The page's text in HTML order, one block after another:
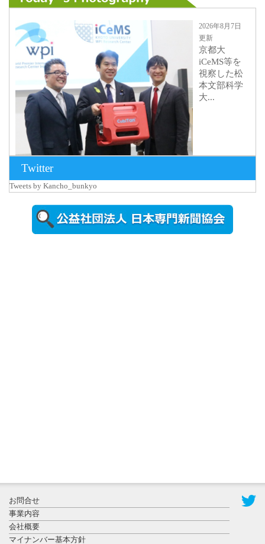
2026年8月7日
更新
京都大
iCeMS等を
視察した松
本文部科学
大...
2026年8月5日
更新
農工大で大
登録有形文
化財となっ
Twitter
Tweets by Kancho_bunkyo
お問合せ
事業内容
会社概要
マイナンバー基本方針